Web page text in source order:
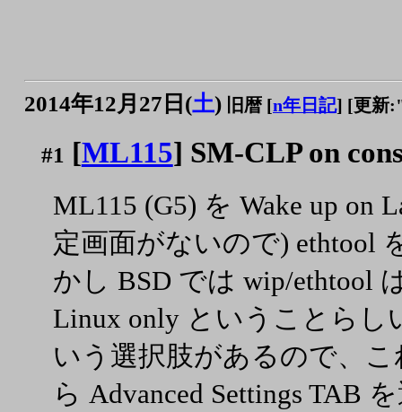
2014年12月27日(土) 旧暦 [n年日記] [更新
#1 [ML115] SM-CLP on
ML115 (G5) を Wake up on
定画面がないので) ethtool
かし BSD では wip/ethtool
Linux only ということらし
いう選択肢があるので、
ら Advanced Settings TAB